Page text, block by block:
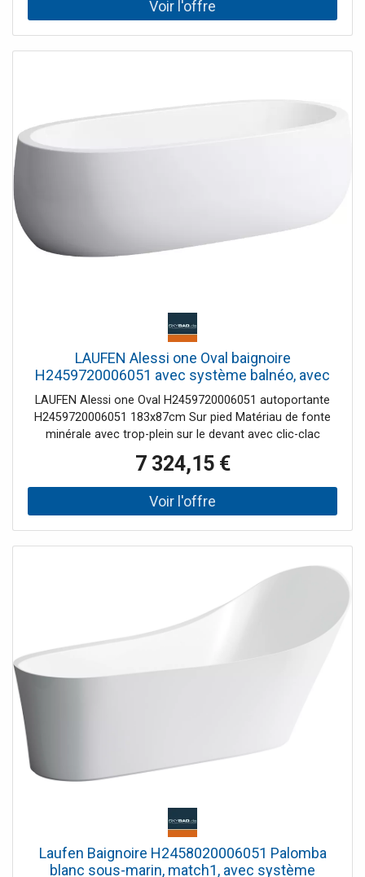
permet de découvrir la balnéothérapie à domicile à petit
prix. Les deux places face à face bénéficient de jets
moments de détente. Le grand hublot en façade permet
de diffuser la lumière du spot subaquatique de
chromothérapie à travers toute votre salle de bain. Le +
LAUFEN Alessi one Oval baignoire
H2459720006051 avec système balnéo, avec
tablier, avec buses d'air, sans éclairage sous-
marin
LAUFEN Alessi one Oval H2459720006051 autoportante
H2459720006051 183x87cm Sur pied Matériau de fonte
minérale avec trop-plein sur le devant avec clic-clac
Base pré-assemblée Profondeur du bain 460 mm Volume
net 240 l 131 5kg
7 324,15 €
Laufen Baignoire H2458020006051 Palomba
blanc sous-marin, match1, avec système